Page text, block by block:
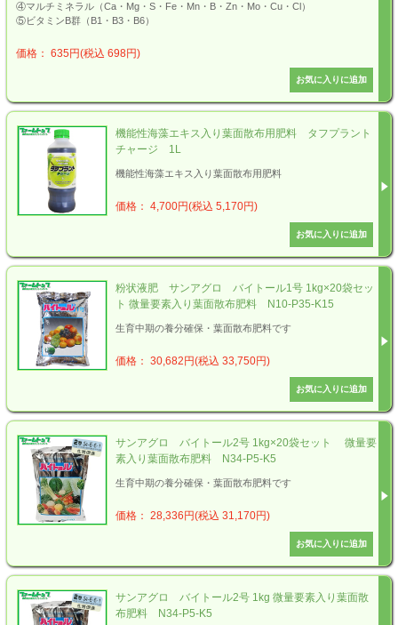
④マルチミネラル（Ca・Mg・S・Fe・Mn・B・Zn・Mo・Cu・Cl）
⑤ビタミンB群（B1・B3・B6）
価格： 635円(税込 698円)
機能性海藻エキス入り葉面散布用肥料 タフプラント
チャージ 1L
機能性海藻エキス入り葉面散布用肥料
価格： 4,700円(税込 5,170円)
粉状液肥 サンアグロ バイトール1号 1kg×20袋セッ
ト 微量要素入り葉面散布肥料 N10-P35-K15
生育中期の養分確保・葉面散布肥料です
価格： 30,682円(税込 33,750円)
サンアグロ バイトール2号 1kg×20袋セット 微量要
素入り葉面散布肥料 N34-P5-K5
生育中期の養分確保・葉面散布肥料です
価格： 28,336円(税込 31,170円)
サンアグロ バイトール2号 1kg 微量要素入り葉面散
布肥料 N34-P5-K5